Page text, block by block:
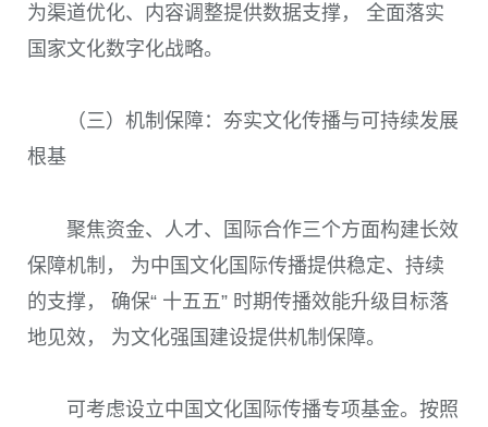
为渠道优化、内容调整提供数据支撑， 全面落实
国家文化数字化战略。
（三）机制保障：夯实文化传播与可持续发展
根基
聚焦资金、人才、国际合作三个方面构建长效
保障机制， 为中国文化国际传播提供稳定、持续
的支撑， 确保“ 十五五” 时期传播效能升级目标落
地见效， 为文化强国建设提供机制保障。
可考虑设立中国文化国际传播专项基金。按照